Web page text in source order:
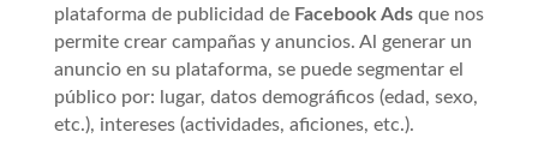
plataforma de publicidad de Facebook Adsque nos
permite crear campañas y anuncios. Al generar un
anuncio en su plataforma, se puede segmentar el
público por: lugar, datos demográficos (edad, sexo,
etc.), intereses (actividades, aficiones, etc.).